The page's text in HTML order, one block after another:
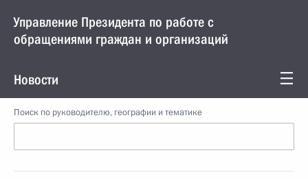
Управление Президента по работе с
обращениями граждан и организаций
Новости
Поиск по руководителю, географии и тематике